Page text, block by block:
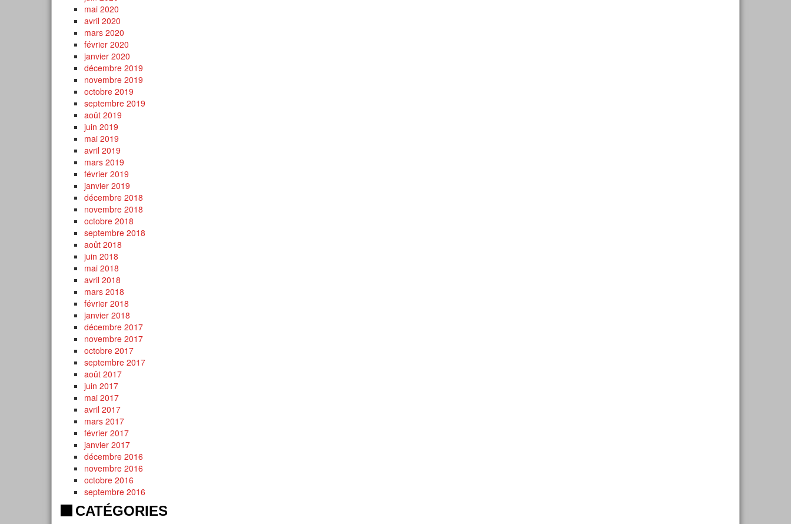
mai 2020
avril 2020
mars 2020
février 2020
janvier 2020
décembre 2019
novembre 2019
octobre 2019
septembre 2019
août 2019
juin 2019
mai 2019
avril 2019
mars 2019
février 2019
janvier 2019
décembre 2018
novembre 2018
octobre 2018
septembre 2018
août 2018
juin 2018
mai 2018
avril 2018
mars 2018
février 2018
janvier 2018
décembre 2017
novembre 2017
octobre 2017
septembre 2017
août 2017
juin 2017
mai 2017
avril 2017
mars 2017
février 2017
janvier 2017
décembre 2016
novembre 2016
octobre 2016
septembre 2016
CATÉGORIES